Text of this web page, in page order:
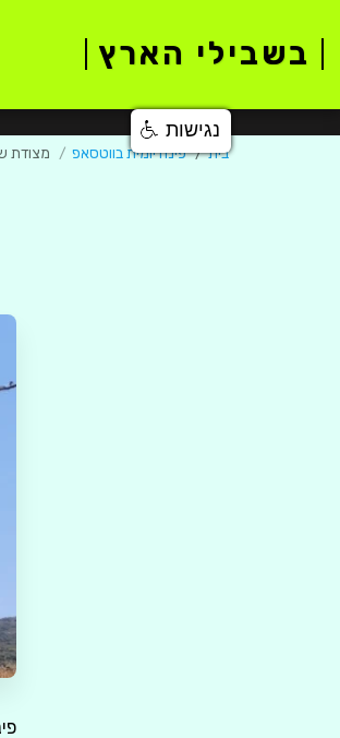
בשבילי הארץ
בית פינה יומית בווטסאפ מצודת
נגישות